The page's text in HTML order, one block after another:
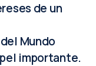
de un
Mundo
importante.